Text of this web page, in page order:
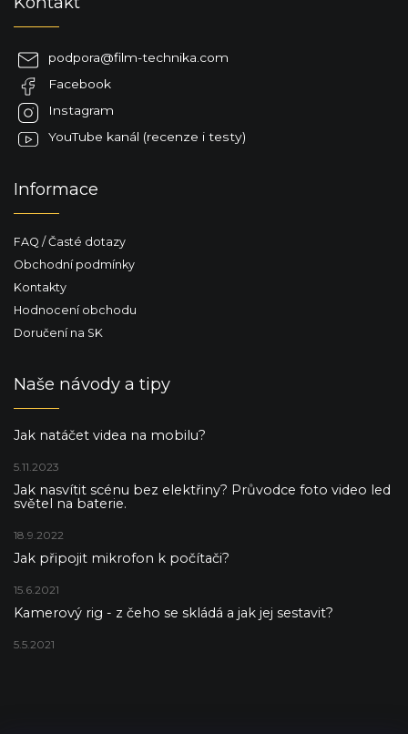
c
k
podpora@film-technika.com
Facebook
Instagram
YouTube kanál (recenze i testy)
Informace
FAQ / Časté dotazy
Obchodní podmínky
Kontakty
Hodnocení obchodu
Doručení na SK
Naše návody a tipy
Jak natáčet videa na mobilu?
5.11.2023
Jak nasvítit scénu bez elektřiny? Průvodce foto video led
světel na baterie.
18.9.2022
Jak připojit mikrofon k počítači?
15.6.2021
Kamerový rig - z čeho se skládá a jak jej sestavit?
5.5.2021